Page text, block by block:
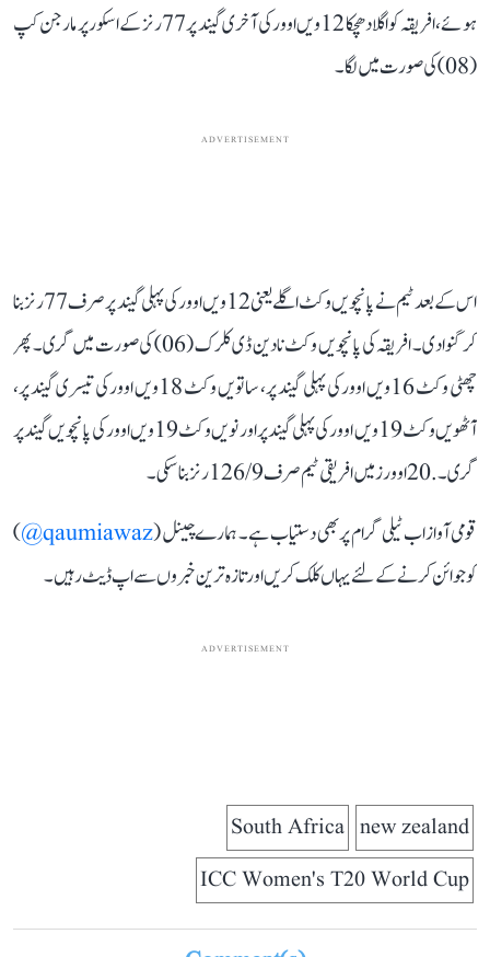
ہوئے، افریقہ کو اگلا دھچکا 12ویں اوور کی آخری گیند پر 77 رنز کے اسکور پر مارجن کپ
(08) کی صورت میں لگا۔
ADVERTISEMENT
اس کے بعد ٹیم نے پانچویں وکٹ اگلے یعنی 12ویں اوور کی پہلی گیند پر صرف 77 رنز بنا
کر گنوا دی۔ افریقہ کی پانچویں وکٹ نادین ڈی کلرک (06) کی صورت میں گری۔ پھر
چھٹی وکٹ 16ویں اوور کی پہلی گیند پر، ساتویں وکٹ 18ویں اوور کی تیسری گیند پر،
آٹھویں وکٹ 19ویں اوور کی پہلی گیند پر اور نویں وکٹ 19ویں اوور کی پانچویں گیند پر
گری۔ . 20 اوورز میں افریقی ٹیم صرف 126/9 رنز بنا سکی۔
قومی آواز اب ٹیلی گرام پر بھی دستیاب ہے۔ ہمارے چینل (qaumiawaz@
)
کو جوائن کرنے کے لئے یہاں کلک کریں اور تازہ ترین خبروں سے اپ ڈیٹ رہیں۔
ADVERTISEMENT
new zealand
South Africa
ICC Women's T20 World Cup